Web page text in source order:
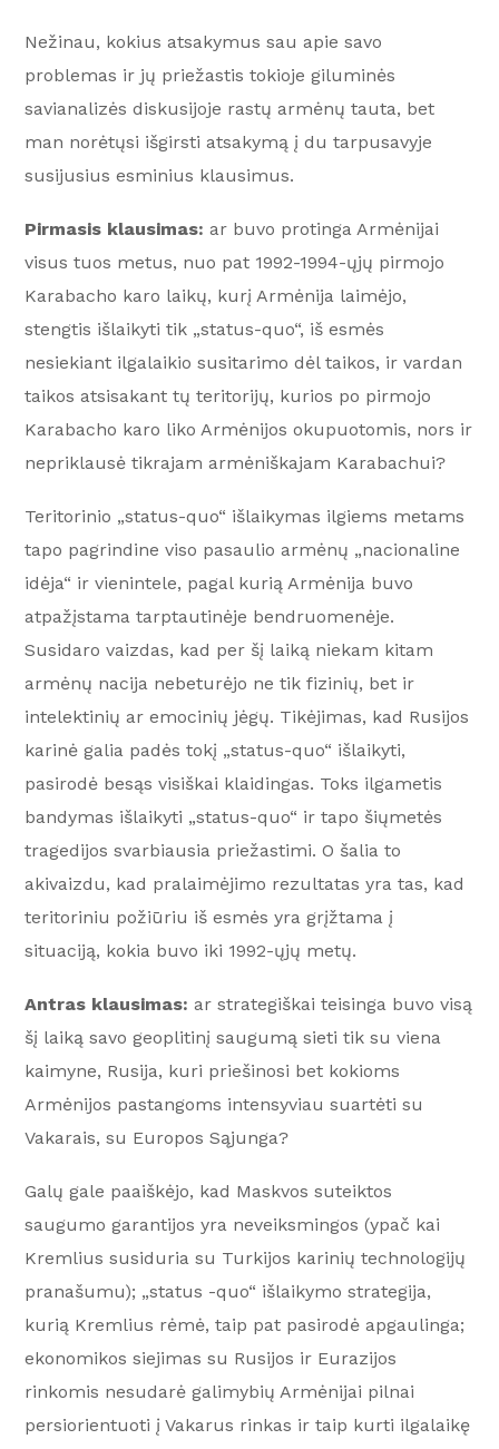
Nežinau, kokius atsakymus sau apie savo
problemas ir jų priežastis tokioje giluminės
savianalizės diskusijoje rastų armėnų tauta, bet
man norėtųsi išgirsti atsakymą į du tarpusavyje
susijusius esminius klausimus.
Pirmasis klausimas: ar buvo protinga Armėnijai
visus tuos metus, nuo pat 1992-1994-ųjų pirmojo
Karabacho karo laikų, kurį Armėnija laimėjo,
stengtis išlaikyti tik „status-quo“, iš esmės
nesiekiant ilgalaikio susitarimo dėl taikos, ir vardan
taikos atsisakant tų teritorijų, kurios po pirmojo
Karabacho karo liko Armėnijos okupuotomis, nors ir
nepriklausė tikrajam armėniškajam Karabachui?
Teritorinio „status-quo“ išlaikymas ilgiems metams
tapo pagrindine viso pasaulio armėnų „nacionaline
idėja“ ir vienintele, pagal kurią Armėnija buvo
atpažįstama tarptautinėje bendruomenėje.
Susidaro vaizdas, kad per šį laiką niekam kitam
armėnų nacija nebeturėjo ne tik fizinių, bet ir
intelektinių ar emocinių jėgų. Tikėjimas, kad Rusijos
karinė galia padės tokį „status-quo“ išlaikyti,
pasirodė besąs visiškai klaidingas. Toks ilgametis
bandymas išlaikyti „status-quo“ ir tapo šiųmetės
tragedijos svarbiausia priežastimi. O šalia to
akivaizdu, kad pralaimėjimo rezultatas yra tas, kad
teritoriniu požiūriu iš esmės yra grįžtama į
situaciją, kokia buvo iki 1992-ųjų metų.
Antras klausimas:ar strategiškai teisinga buvo visą
šį laiką savo geoplitinį saugumą sieti tik su viena
kaimyne, Rusija, kuri priešinosi bet kokioms
Armėnijos pastangoms intensyviau suartėti su
Vakarais, su Europos Sąjunga?
Galų gale paaiškėjo, kad Maskvos suteiktos
saugumo garantijos yra neveiksmingos (ypač kai
Kremlius susiduria su Turkijos karinių technologijų
pranašumu); „status -quo“ išlaikymo strategija,
kurią Kremlius rėmė, taip pat pasirodė apgaulinga;
ekonomikos siejimas su Rusijos ir Eurazijos
rinkomis nesudarė galimybių Armėnijai pilnai
persiorientuoti į Vakarus rinkas ir taip kurti ilgalaikę